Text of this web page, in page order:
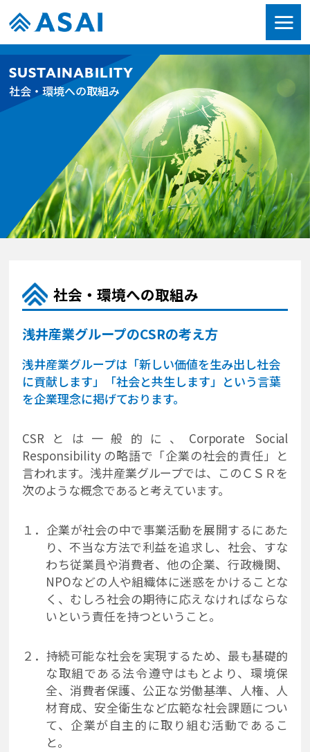
SUSTAINABILITY
社会・環境への取組み
社会・環境への取組み
浅井産業グループのCSRの考え方
浅井産業グループは「新しい価値を生み出し社会
に貢献します」「社会と共生します」という言葉
を企業理念に掲げております。
CSRとは一般的に、Corporate Social
Responsibility の略語で「企業の社会的責任」と
言われます。浅井産業グループでは、このＣＳＲを
次のような概念であると考えています。
１．企業が社会の中で事業活動を展開するにあた
り、不当な方法で利益を追求し、社会、すな
わち従業員や消費者、他の企業、行政機関、
NPOなどの人や組織体に迷惑をかけることな
く、むしろ社会の期待に応えなければならな
いという責任を持つということ。
２．持続可能な社会を実現するため、最も基礎的
な取組である法令遵守はもとより、環境保
全、消費者保護、公正な労働基準、人権、人
材育成、安全衛生など広範な社会課題につい
て、企業が自主的に取り組む活動であるこ
と。